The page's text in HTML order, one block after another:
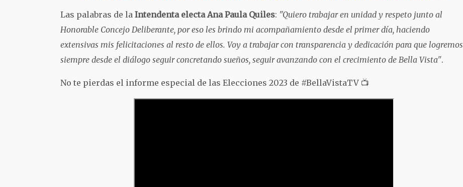
Las palabras de la Intendenta electa Ana Paula Quiles: "Quiero trabajar en unidad y respeto junto al
Honorable Concejo Deliberante, por eso les brindo mi acompañamiento desde el primer día, haciendo
extensivas mis felicitaciones al resto de ellos. Voy a trabajar con transparencia y dedicación para que logremos
siempre desde el diálogo seguir concretando sueños, seguir avanzando con el crecimiento de Bella Vista".
No te pierdas el informe especial de las Elecciones 2023 de #BellaVistaTV 📺